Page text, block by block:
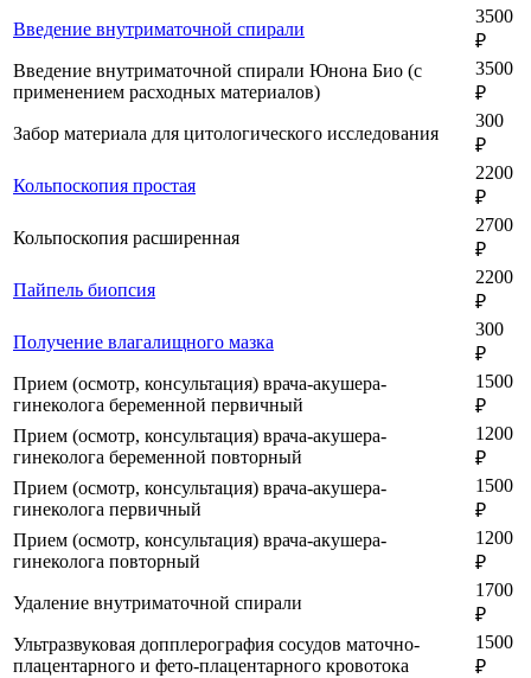
Введение внутриматочной спирали
3500
₽
Введение внутриматочной спирали Юнона Био (с
применением расходных материалов)
3500
₽
Забор материала для цитологического исследования
300
₽
Кольпоскопия простая
2200
₽
Кольпоскопия расширенная
2700
₽
Пайпель биопсия
2200
₽
Получение влагалищного мазка
300
₽
Прием (осмотр, консультация) врача-акушера-
гинеколога беременной первичный
1500
₽
Прием (осмотр, консультация) врача-акушера-
гинеколога беременной повторный
1200
₽
Прием (осмотр, консультация) врача-акушера-
гинеколога первичный
1500
₽
Прием (осмотр, консультация) врача-акушера-
гинеколога повторный
1200
₽
Удаление внутриматочной спирали
1700
₽
Ультразвуковая допплерография сосудов маточно-
плацентарного и фето-плацентарного кровотока
1500
₽